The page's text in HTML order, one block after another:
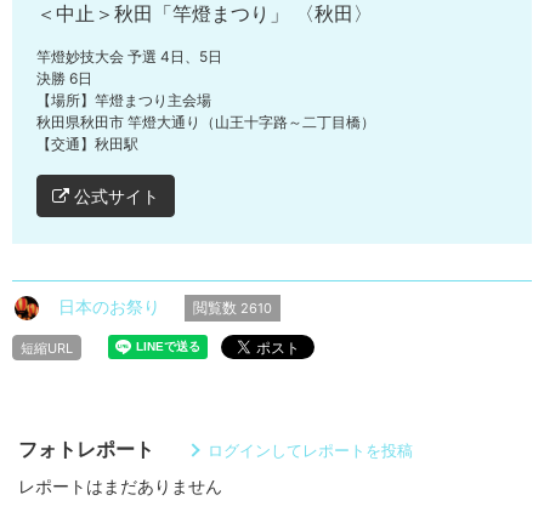
＜中止＞秋田「竿燈まつり」 〈秋田〉
竿燈妙技大会 予選 4日、5日
決勝 6日
【場所】竿燈まつり主会場
秋田県秋田市 竿燈大通り（山王十字路～二丁目橋）
【交通】秋田駅
公式サイト
日本のお祭り 閲覧数 2610
短縮URL
フォトレポート ログインしてレポートを投稿
レポートはまだありません